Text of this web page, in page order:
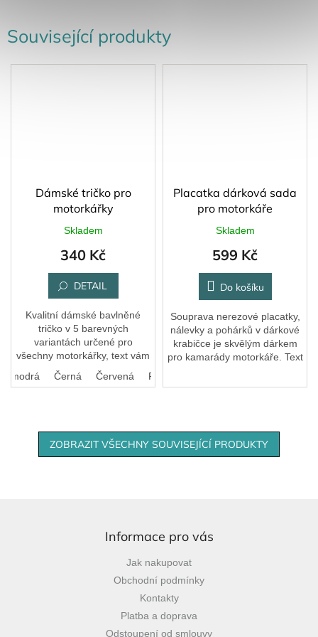
Související produkty
Dámské tričko pro
motorkářky
Skladem
340 Kč
DETAIL
Kvalitní dámské bavlněné
tričko v 5 barevných
variantách určené pro
všechny motorkářky, text vám
upravíme podle vašich
představ.
modrá Černá Červená Růžová
Placatka dárková sada
pro motorkáře
Skladem
599 Kč
Do košíku
Souprava nerezové placatky,
nálevky a pohárků v dárkové
krabičce je skvělým dárkem
pro kamarády motorkáře. Text
ZOBRAZIT VŠECHNY SOUVISEJÍCÍ PRODUKTY
Informace pro vás
Jak nakupovat
Obchodní podmínky
Kontakty
Platba a doprava
Odstoupení od smlouvy